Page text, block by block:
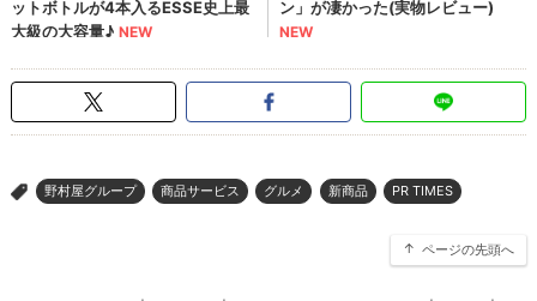
> 野村屋グループ 商品サービス グルメ 新商品 PR TIMES
ページの先頭へ